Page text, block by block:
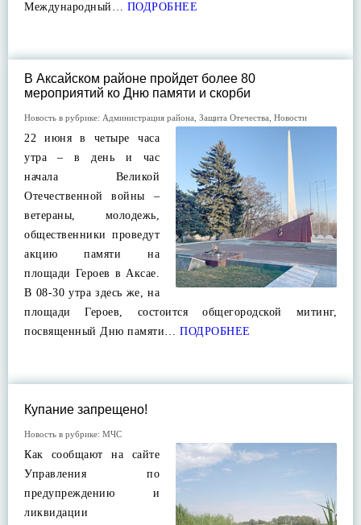
Международный… ПОДРОБНЕЕ
В Аксайском районе пройдет более 80
мероприятий ко Дню памяти и скорби
Новость в рубрике: Администрация района Защита Отечества Новости
22 июня в четыре часа
утра – в день и час
начала Великой
Отечественной войны –
ветераны, молодежь,
общественники проведут
акцию памяти на
площади Героев в Аксае.
В 08-30 утра здесь же, на
площади Героев, состоится общегородской митинг,
посвященный Дню памяти… ПОДРОБНЕЕ
Купание запрещено!
Новость в рубрике: МЧС
Как сообщают на сайте
Управления по
предупреждению и
ликвидации